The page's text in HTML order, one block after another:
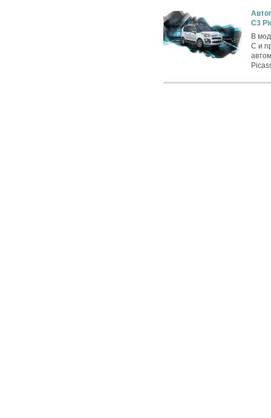
C3
В
C и